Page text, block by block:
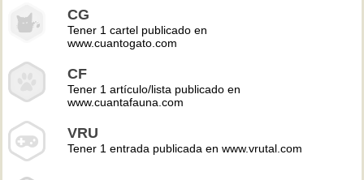
CG
Tener 1 cartel publicado en
www.cuantogato.com
CF
Tener 1 artículo/lista publicado en
www.cuantafauna.com
VRU
Tener 1 entrada publicada en www.vrutal.com